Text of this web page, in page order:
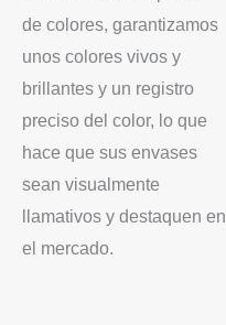
de colores, garantizamos
unos colores vivos y
brillantes y un registro
preciso del color, lo que
hace que sus envases
sean visualmente
llamativos y destaquen en
el mercado.